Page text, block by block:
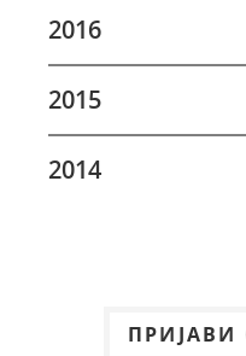
2016
2015
2014
ПРИЈАВИ